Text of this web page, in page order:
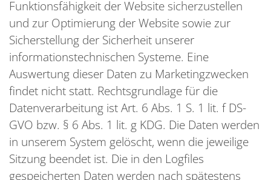
Funktionsfähigkeit der Website sicherzustellen
und zur Optimierung der Website sowie zur
Sicherstellung der Sicherheit unserer
informationstechnischen Systeme. Eine
Auswertung dieser Daten zu Marketingzwecken
findet nicht statt. Rechtsgrundlage für die
Datenverarbeitung ist Art. 6 Abs. 1 S. 1 lit. f DS-
GVO bzw. § 6 Abs. 1 lit. g KDG. Die Daten werden
in unserem System gelöscht, wenn die jeweilige
Sitzung beendet ist. Die in den Logfiles
gespeicherten Daten werden nach spätestens